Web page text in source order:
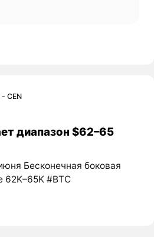
- CEN
диапазон $62–65
Бесконечная боковая
62K–65K #BTC